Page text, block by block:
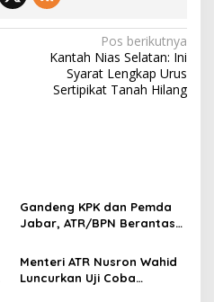
Pos berikutnya
Kantah Nias Selatan: Ini
Syarat Lengkap Urus
Sertipikat Tanah Hilang
Gandeng KPK dan Pemda
Jabar, ATR/BPN Berantas
Lahan
Menteri ATR Nusron Wahid
Luncurkan Uji Coba